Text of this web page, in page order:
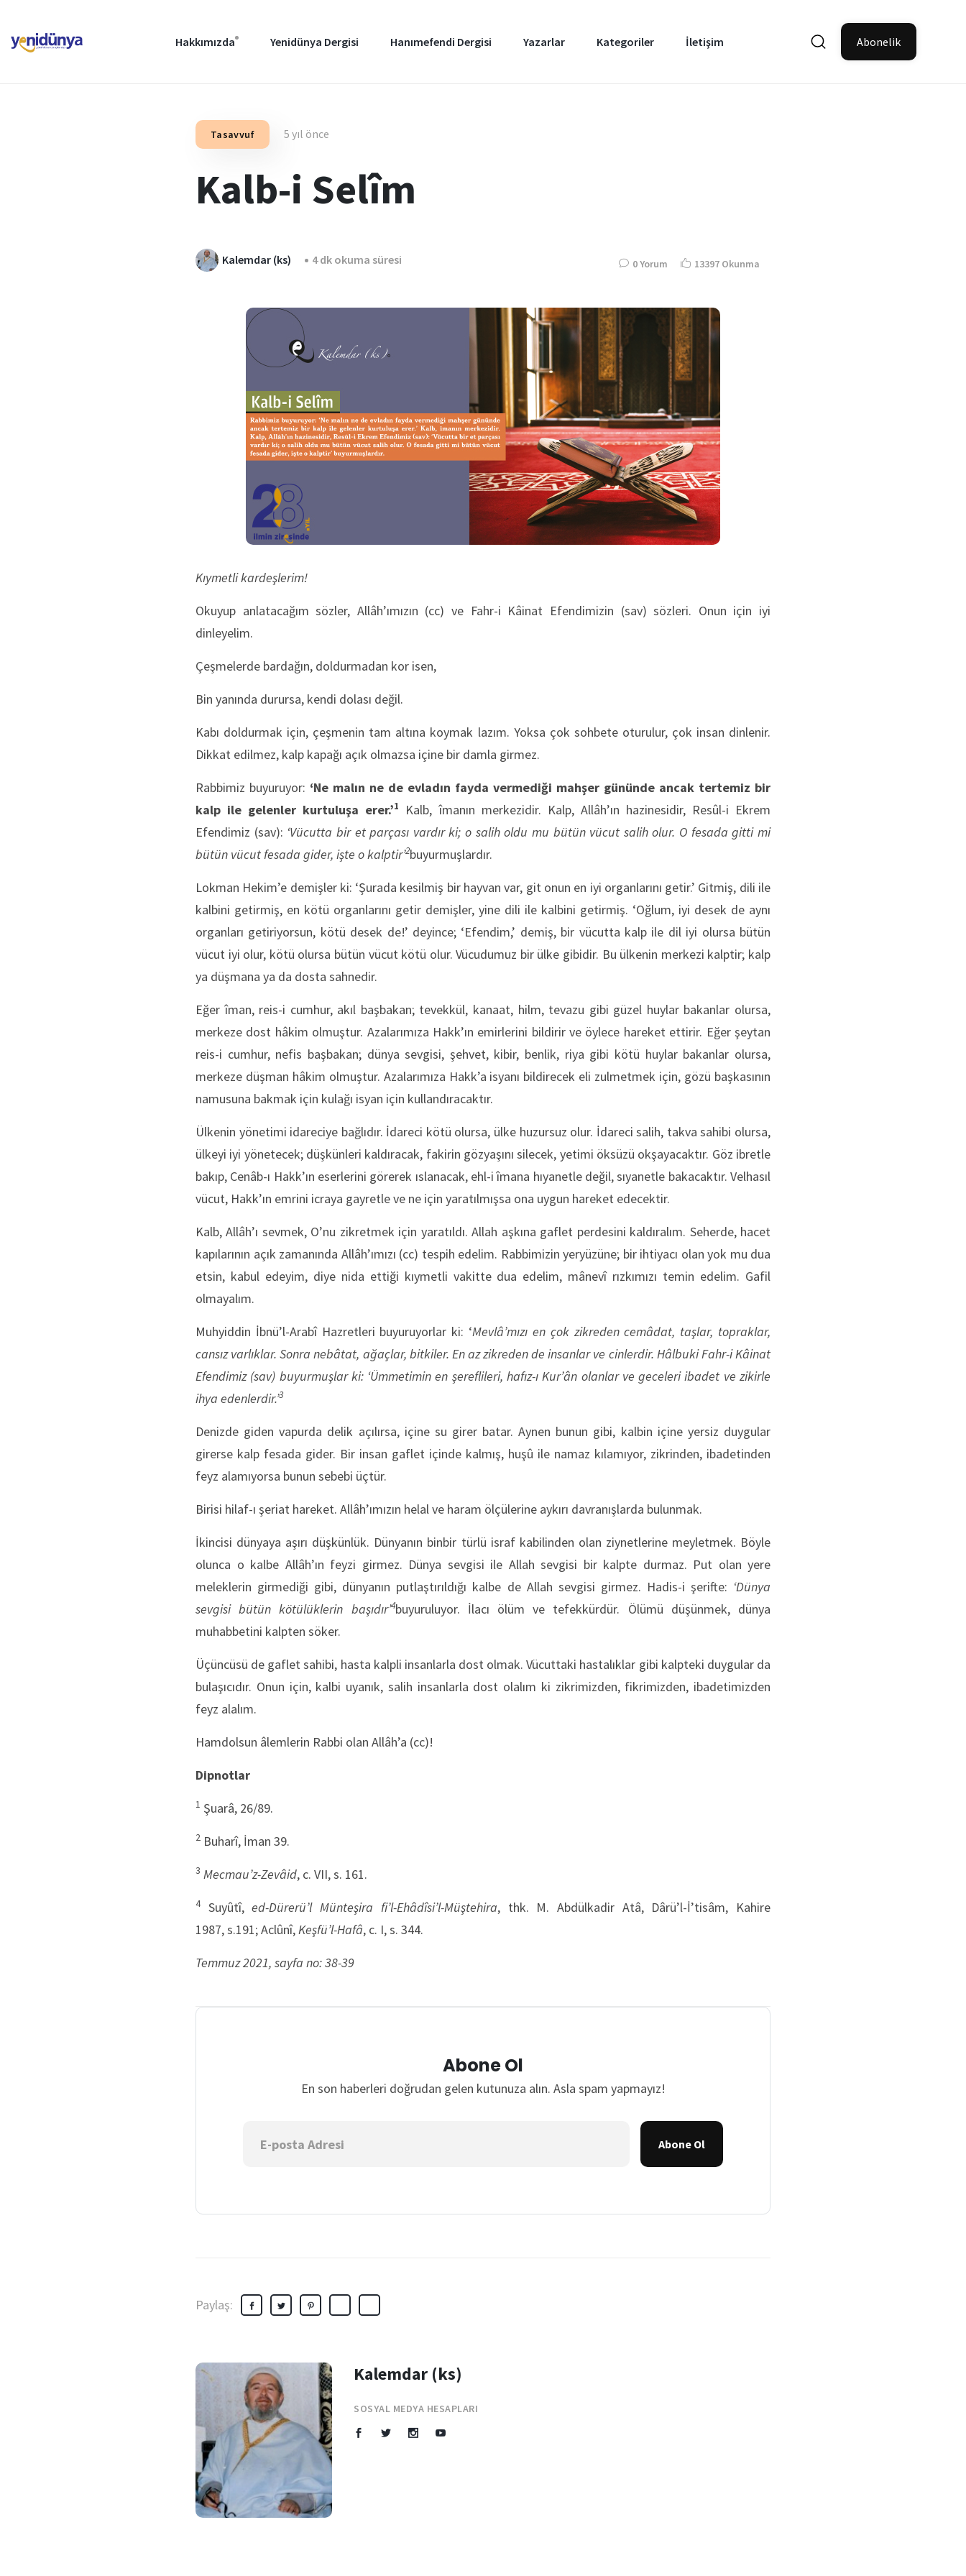
Hakkımızda Yenidünya Dergisi Hanımefendi Dergisi Yazarlar Kategoriler İletişim Abonelik
Tasavvuf 5 yıl önce
Kalb-i Selîm
Kalemdar (ks) 4 dk okuma süresi 0 Yorum 13397 Okunma
Kıymetli kardeşlerim!
Okuyup anlatacağım sözler, Allâh’ımızın (cc) ve Fahr-i Kâinat Efendimizin (sav) sözleri. Onun için iyi
dinleyelim.
Çeşmelerde bardağın, doldurmadan kor isen,
Bin yanında durursa, kendi dolası değil.
Kabı doldurmak için, çeşmenin tam altına koymak lazım. Yoksa çok sohbete oturulur, çok insan dinlenir.
Dikkat edilmez, kalp kapağı açık olmazsa içine bir damla girmez.
Rabbimiz buyuruyor: ‘Ne malın ne de evladın fayda vermediği mahşer gününde ancak tertemiz bir
kalp ile gelenler kurtuluşa erer.’1
Kalb, îmanın merkezidir. Kalp, Allâh’ın hazinesidir, Resûl-i Ekrem
Efendimiz (sav): ‘Vücutta bir et parçası vardır ki; o salih oldu mu bütün vücut salih olur. O fesada gitti mi
bütün vücut fesada gider, işte o kalptir’2buyurmuşlardır.
Lokman Hekim’e demişler ki: ‘Şurada kesilmiş bir hayvan var, git onun en iyi organlarını getir.’ Gitmiş, dili ile
kalbini getirmiş, en kötü organlarını getir demişler, yine dili ile kalbini getirmiş. ‘Oğlum, iyi desek de aynı
organları getiriyorsun, kötü desek de!’ deyince; ‘Efendim,’ demiş, bir vücutta kalp ile dil iyi olursa bütün
vücut iyi olur, kötü olursa bütün vücut kötü olur. Vücudumuz bir ülke gibidir. Bu ülkenin merkezi kalptir; kalp
ya düşmana ya da dosta sahnedir.
Eğer îman, reis-i cumhur, akıl başbakan; tevekkül, kanaat, hilm, tevazu gibi güzel huylar bakanlar olursa,
merkeze dost hâkim olmuştur. Azalarımıza Hakk’ın emirlerini bildirir ve öylece hareket ettirir. Eğer şeytan
reis-i cumhur, nefis başbakan; dünya sevgisi, şehvet, kibir, benlik, riya gibi kötü huylar bakanlar olursa,
merkeze düşman hâkim olmuştur. Azalarımıza Hakk’a isyanı bildirecek eli zulmetmek için, gözü başkasının
namusuna bakmak için kulağı isyan için kullandıracaktır.
Ülkenin yönetimi idareciye bağlıdır. İdareci kötü olursa, ülke huzursuz olur. İdareci salih, takva sahibi olursa,
ülkeyi iyi yönetecek; düşkünleri kaldıracak, fakirin gözyaşını silecek, yetimi öksüzü okşayacaktır. Göz ibretle
bakıp, Cenâb-ı Hakk’ın eserlerini görerek ıslanacak, ehl-i îmana hıyanetle değil, sıyanetle bakacaktır. Velhasıl
vücut, Hakk’ın emrini icraya gayretle ve ne için yaratılmışsa ona uygun hareket edecektir.
Kalb, Allâh’ı sevmek, O’nu zikretmek için yaratıldı. Allah aşkına gaflet perdesini kaldıralım. Seherde, hacet
kapılarının açık zamanında Allâh’ımızı (cc) tespih edelim. Rabbimizin yeryüzüne; bir ihtiyacı olan yok mu dua
etsin, kabul edeyim, diye nida ettiği kıymetli vakitte dua edelim, mânevî rızkımızı temin edelim. Gafil
olmayalım.
Muhyiddin İbnü’l-Arabî Hazretleri buyuruyorlar ki: ‘Mevlâ’mızı en çok zikreden cemâdat, taşlar, topraklar,
cansız varlıklar. Sonra nebâtat, ağaçlar, bitkiler. En az zikreden de insanlar ve cinlerdir. Hâlbuki Fahr-i Kâinat
Efendimiz (sav) buyurmuşlar ki: ‘Ümmetimin en şereflileri, hafız-ı Kur’ân olanlar ve geceleri ibadet ve zikirle
ihya edenlerdir.’3
Denizde giden vapurda delik açılırsa, içine su girer batar. Aynen bunun gibi, kalbin içine yersiz duygular
girerse kalp fesada gider. Bir insan gaflet içinde kalmış, huşû ile namaz kılamıyor, zikrinden, ibadetinden
feyz alamıyorsa bunun sebebi üçtür.
Birisi hilaf-ı şeriat hareket. Allâh’ımızın helal ve haram ölçülerine aykırı davranışlarda bulunmak.
İkincisi dünyaya aşırı düşkünlük. Dünyanın binbir türlü israf kabilinden olan ziynetlerine meyletmek. Böyle
olunca o kalbe Allâh’ın feyzi girmez. Dünya sevgisi ile Allah sevgisi bir kalpte durmaz. Put olan yere
meleklerin girmediği gibi, dünyanın putlaştırıldığı kalbe de Allah sevgisi girmez. Hadis-i şerifte: ‘Dünya
sevgisi bütün kötülüklerin başıdır’4buyuruluyor. İlacı ölüm ve tefekkürdür. Ölümü düşünmek, dünya
muhabbetini kalpten söker.
Üçüncüsü de gaflet sahibi, hasta kalpli insanlarla dost olmak. Vücuttaki hastalıklar gibi kalpteki duygular da
bulaşıcıdır. Onun için, kalbi uyanık, salih insanlarla dost olalım ki zikrimizden, fikrimizden, ibadetimizden
feyz alalım.
Hamdolsun âlemlerin Rabbi olan Allâh’a (cc)!
Dipnotlar
1 Şuarâ, 26/89.
2 Buharî, İman 39.
3 Mecmau’z-Zevâid, c. VII, s. 161.
4Suyûtî,ed-Dürerü’l Münteşira fi’l-Ehâdîsi’l-Müştehira, thk. M. Abdülkadir Atâ, Dârü’l-İ’tisâm, Kahire
1987, s.191; Aclûnî,Keşfü’l-Hafâ, c. I, s. 344.
Temmuz 2021, sayfa no: 38-39
Abone Ol
En son haberleri doğrudan gelen kutunuza alın. Asla spam yapmayız!
Abone Ol
Paylaş:
Kalemdar (ks)
SOSYAL MEDYA HESAPLARI